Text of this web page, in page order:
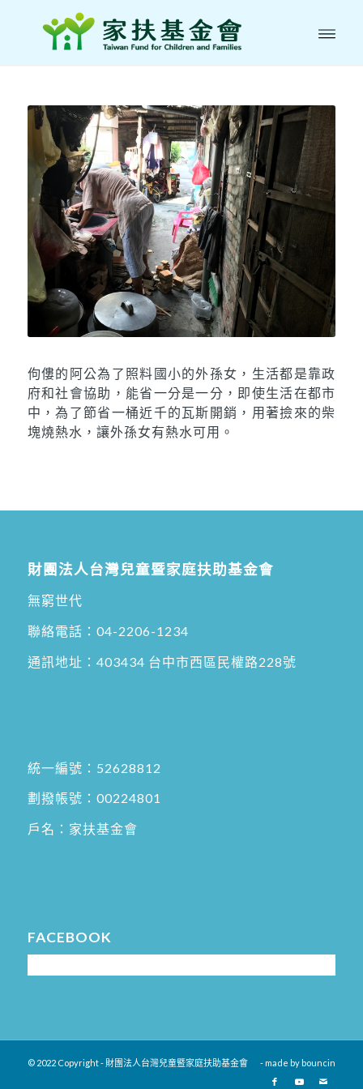
佝僂的阿公為了照料國小的外孫女，生活都是靠政
府和社會協助，能省一分是一分，即使生活在都市
中，為了節省一桶近千的瓦斯開銷，用著撿來的柴
塊燒熱水，讓外孫女有熱水可用。
財團法人台灣兒童暨家庭扶助基金會
無窮世代
聯絡電話： 04-2206-1234
通訊地址： 403434 台中市西區民權路228號
統一編號：52628812
劃撥帳號：00224801
戶名：家扶基金會
FACEBOOK
© 2022 Copyright - 財團法人台灣兒童暨家庭扶助基金會 - made bybouncin